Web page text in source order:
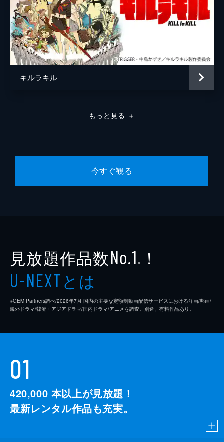
キルラキル
もっと見る ＋
今すぐ観る
見放題作品数No.1 ※ ！
U-NEXTとは
※GEM Partners調べ/2026年7⽉ 国内の主要な定額制動画配信サービスにおける洋画/邦画/
海外ドラマ/韓流・アジアドラマ/国内ドラマ/アニメを調査。別途、有料作品あり。
01
420,000 本以上が見放題！
最新レンタル作品も充実。